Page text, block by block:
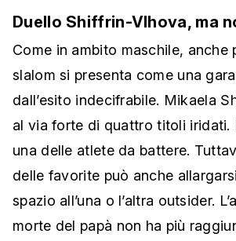
Duello Shiffrin-Vlhova, ma
Come in ambito maschile, anche
slalom si presenta come una
dall’esito indecifrabile. Mikaela
al via forte di quattro titoli iridati.
una delle atlete da battere.
delle favorite può anche
spazio all’una o l’altra outsider.
morte del papà non ha più